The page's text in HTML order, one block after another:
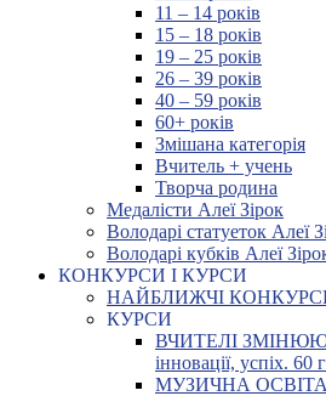
11 – 14 років
15 – 18 років
19 – 25 років
26 – 39 років
40 – 59 років
60+ років
Змішана категорія
Вчитель + учень
Творча родина
Медалісти Алеї Зірок
Володарі статуеток Алеї
Володарі кубків Алеї
КОНКУРСИ І КУРСИ
НАЙБЛИЖЧІ
КУРСИ
ВЧИТЕЛІ
інновації, успіх. 60
МУЗИЧНА